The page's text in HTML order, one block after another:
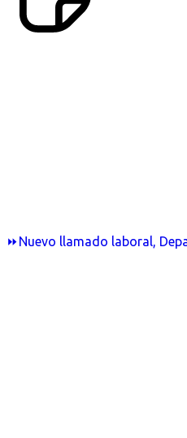
⏩Nuevo llamado laboral,